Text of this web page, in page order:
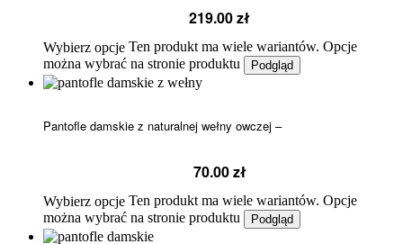
219.00zł
Wybierz opcje Ten produkt ma wiele wariantów. Opcje
można wybrać na stronie produktu
Podgląd
Pantofle damskie z naturalnej wełny owczej –
70.00zł
Wybierz opcje Ten produkt ma wiele wariantów. Opcje
można wybrać na stronie produktu
Podgląd